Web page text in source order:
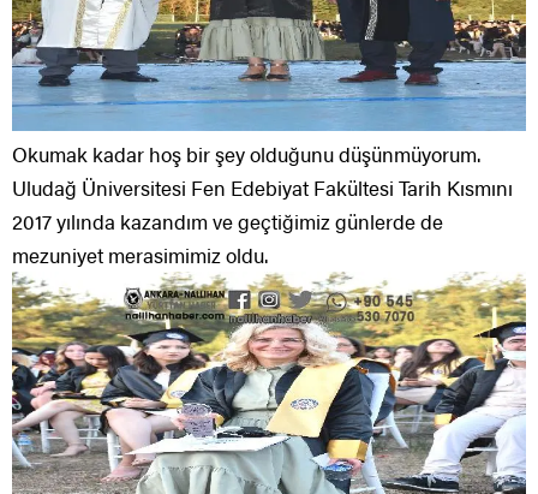
Okumak kadar hoş bir şey olduğunu düşünmüyorum.
Uludağ Üniversitesi Fen Edebiyat Fakültesi Tarih Kısmını
2017 yılında kazandım ve geçtiğimiz günlerde de
mezuniyet merasimimiz oldu.